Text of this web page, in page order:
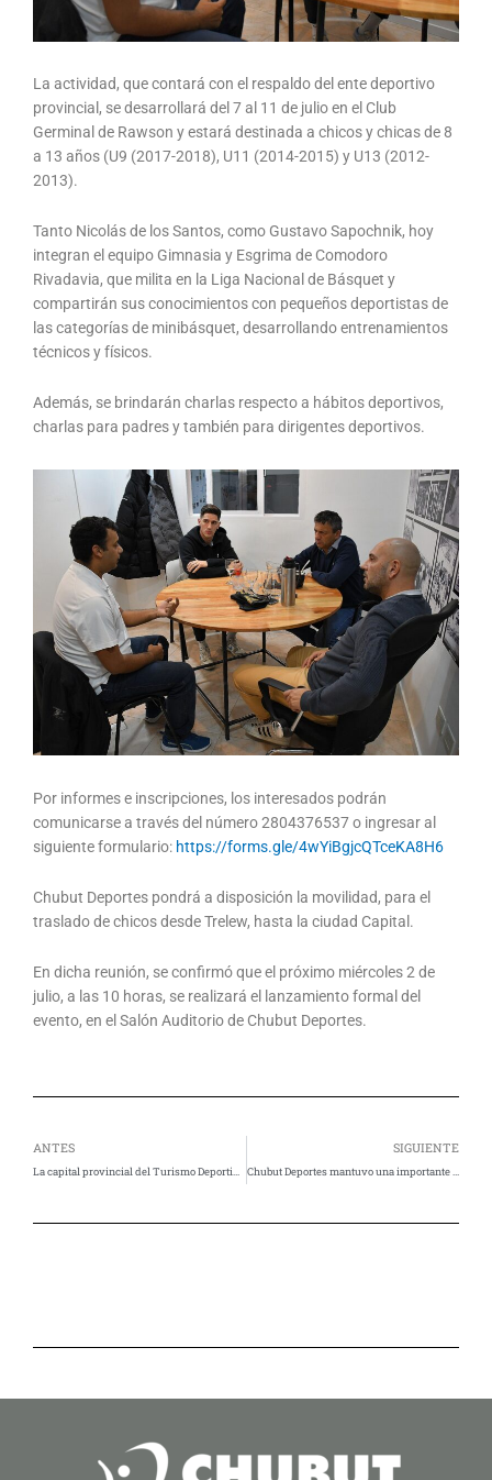
La actividad, que contará con el respaldo del ente deportivo
provincial, se desarrollará del 7 al 11 de julio en el Club
Germinal de Rawson y estará destinada a chicos y chicas de 8
a 13 años (U9 (2017-2018), U11 (2014-2015) y U13 (2012-
2013).
Tanto Nicolás de los Santos, como Gustavo Sapochnik, hoy
integran el equipo Gimnasia y Esgrima de Comodoro
Rivadavia, que milita en la Liga Nacional de Básquet y
compartirán sus conocimientos con pequeños deportistas de
las categorías de minibásquet, desarrollando entrenamientos
técnicos y físicos.
Además, se brindarán charlas respecto a hábitos deportivos,
charlas para padres y también para dirigentes deportivos.
Por informes e inscripciones, los interesados podrán
comunicarse a través del número 2804376537 o ingresar al
siguiente formulario: https://forms.gle/4wYiBgjcQTceKA8H6
Chubut Deportes pondrá a disposición la movilidad, para el
traslado de chicos desde Trelew, hasta la ciudad Capital.
En dicha reunión, se confirmó que el próximo miércoles 2 de
julio, a las 10 horas, se realizará el lanzamiento formal del
evento, en el Salón Auditorio de Chubut Deportes.
Ant
ANTES
La capital provincial del Turismo Deportivo vivió la fiesta del newcom
SIGUIENTE
Chubut Deportes mantuvo una importante reunión con directores de Deporte